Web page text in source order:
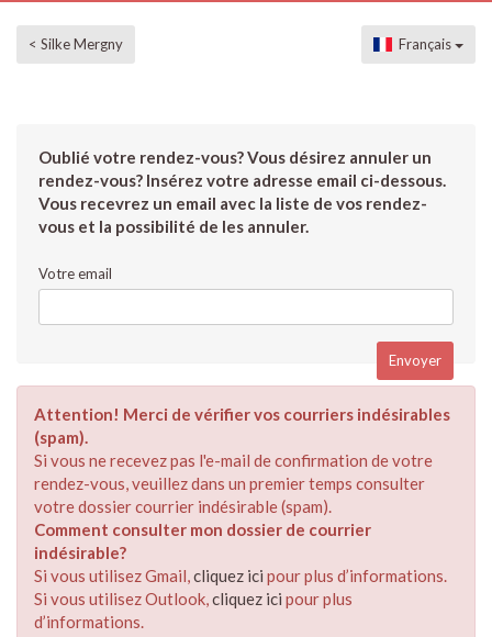
< Silke Mergny Français
Oublié votre rendez-vous? Vous désirez annuler un
rendez-vous? Insérez votre adresse email ci-dessous.
Vous recevrez un email avec la liste de vos rendez-
vous et la possibilité de les annuler.
Votre email
Attention! Merci de vérifier vos courriers indésirables
(spam).
Si vous ne recevez pas l'e-mail de confirmation de votre
rendez-vous, veuillez dans un premier temps consulter
votre dossier courrier indésirable (spam).
Comment consulter mon dossier de courrier
indésirable?
Si vous utilisez Gmail,cliquez ici pour plus d’informations.
Si vous utilisez Outlook,cliquez ici pour plus
d’informations.